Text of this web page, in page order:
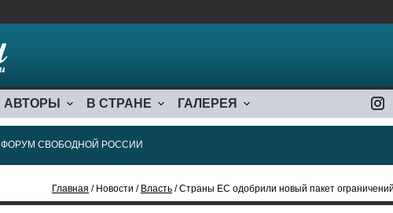
АВТОРЫ В СТРАНЕ ГАЛЕРЕЯ
ФОРУМ СВОБОДНОЙ РОССИИ
Главная / Новости / Власть / Страны ЕС одобрили новый пакет ограничений для